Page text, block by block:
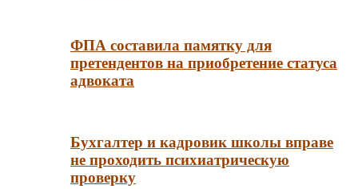
ФПА составила памятку для
претендентов на приобретение статуса
адвоката
Бухгалтер и кадровик школы вправе
не проходить психиатрическую
проверку